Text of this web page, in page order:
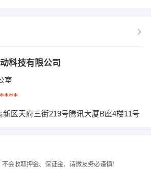
科技有限公司
室
****
新区天府三街219号腾讯大厦B座4楼11号
会收取押金、保证金，请微友务必谨慎！